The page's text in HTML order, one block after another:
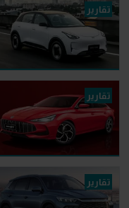
تقارير
تقارير
تقارير